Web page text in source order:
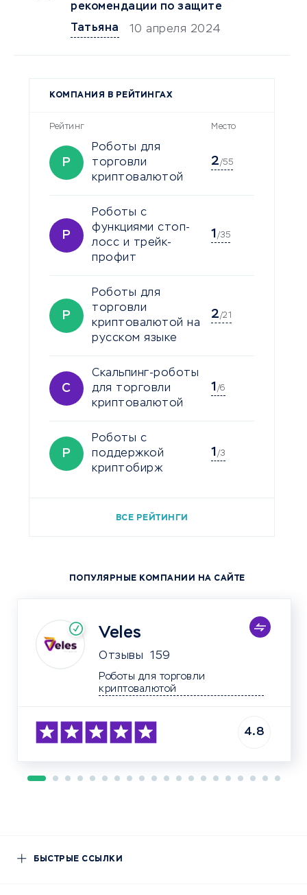
рекомендации по защите
Татьяна
10 апреля 2024
КОМПАНИЯ В РЕЙТИНГАХ
Рейтинг Место
Р
Роботы для
торговли
криптовалютой
2/55
Р
Роботы с
функциями стоп-
лосс и трейк-
профит
1 /35
Р
Роботы для
торговли
криптовалютой на
русском языке
2/21
С
Скальпинг-роботы
для торговли
криптовалютой
1 /6
Р
Роботы с
поддержкой
криптобирж
1 /3
ВСЕ РЕЙТИНГИ
ПОПУЛЯРНЫЕ КОМПАНИИ НА САЙТЕ
Veles
Отзывы 159
Роботы для торговли
4.8
БЫСТРЫЕ ССЫЛКИ